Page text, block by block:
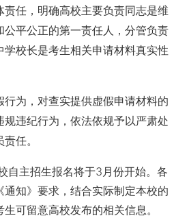
任，明确高校主要负责同志是维
平公正的第一责任人，分管负责
学校长是考生相关申请材料真实性
为，对查实提供虚假申请材料的
违纪行为，依法依规予以严肃处
任。
主招生报名将于3月份开始。各
通知》要求，结合实际制定本校的
可留意高校发布的相关信息。